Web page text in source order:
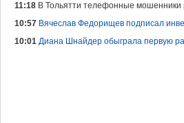
11:18 В Тольятти телефонные мошенники
10:57 Вячеслав Федорищев подписал
10:01 Диана Шнайдер обыграла первую